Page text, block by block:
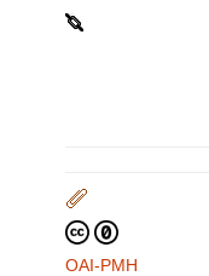
OAI-PMH